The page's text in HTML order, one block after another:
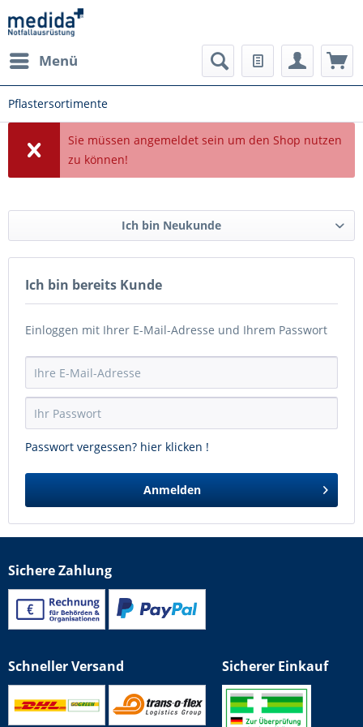
Menü
Pflastersortimente
Sie müssen angemeldet sein um den Shop nutzen
zu können!
Ich bin Neukunde
Ich bin bereits Kunde
Einloggen mit Ihrer E-Mail-Adresse und Ihrem Passwort
Passwort vergessen? hier klicken !
Anmelden
Sichere Zahlung
Schneller Versand Sicherer Einkauf